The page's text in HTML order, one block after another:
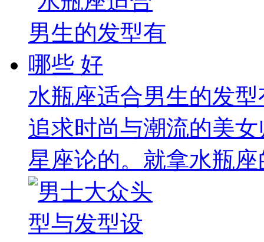
水瓶座适合男生的发
追求时尚与潮流的美
星座论的。就拿水瓶